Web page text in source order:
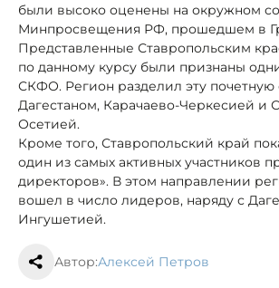
были высоко оценены на окружном
Минпросвещения РФ, прошедшем в
Представленные Ставропольским
по данному курсу были признаны
СКФО. Регион разделил эту почетную
Дагестаном, Карачаево-Черкесией и
Осетией.
Кроме того, Ставропольский край
один из самых активных участников
директоров». В этом направлении
вошел в число лидеров, наряду с
Ингушетией.
Автор:Алексей Петров